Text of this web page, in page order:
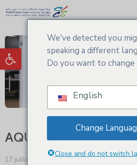
Ouvrir la barre d’outils
Accueil
CCIS.SM
Actualités
Services
Médiathèque
AQUA FLORE
17 juillet - 2024 1:10 pm
We've detected you
speaking a different
Do you want to change
English
Change
Close and do not switch